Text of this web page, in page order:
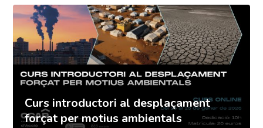
Curs introductori al desplaçament
forçat per motius ambientals